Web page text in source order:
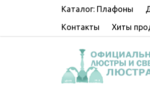
Каталог: Плафоны
Контакты
Хиты